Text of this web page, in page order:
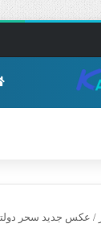
/ عکس جدید سحر